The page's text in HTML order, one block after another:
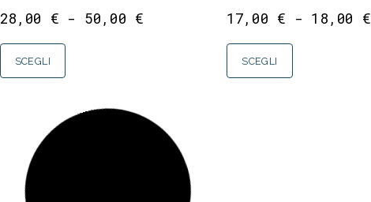
28,00 € - 50,00 €
SCEGLI
17,00 € - 18,00 €
SCEGLI